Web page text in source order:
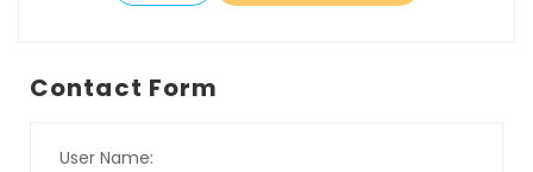
Contact Form
User Name: